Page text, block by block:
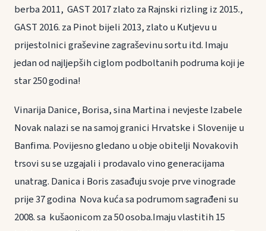
berba 2011, GAST 2017 zlato za Rajnski rizling iz 2015.,
GAST 2016. za Pinot bijeli 2013, zlato u Kutjevu u
prijestolnici graševine zagraševinu sortu itd. Imaju
jedan od najljepših ciglom podboltanih podruma koji je
star 250 godina!
Vinarija Danice, Borisa, sina Martina i nevjeste Izabele
Novak nalazi se na samoj granici Hrvatske i Slovenije u
Banfima. Povijesno gledano u obje obitelji Novakovih
trsovi su se uzgajali i prodavalo vino generacijama
unatrag. Danica i Boris zasađuju svoje prve vinograde
prije 37 godina Nova kuća sa podrumom sagrađeni su
2008. sa kušaonicom za 50 osoba.Imaju vlastitih 15